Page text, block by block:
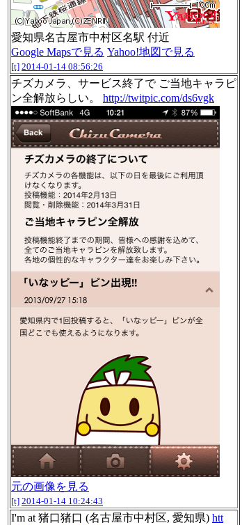
愛知県名古屋市中村区名駅 付近
Google Mapsで見る Yahoo!地図で見る
[t] 2014-01-14 08:56:26
チズカメラ、サービス終了で ご当地キャラピ
ン全解放らしい。 http://twitpic.com/ds6vgk
元の画像を見る
[t] 2014-01-14 10:24:43
I'm at 猪口猪口 (名古屋市中村区, 愛知県) htt